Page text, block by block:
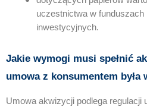
uczestnictwa w
inwestycyjnych.
Jakie wymogi musi spełnić
umowa z konsumentem była
Umowa akwizycji podlega regulacji